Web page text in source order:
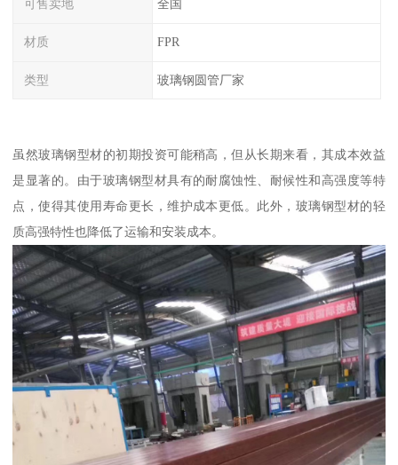
可售卖地 全国
材质 FPR
类型 玻璃钢圆管厂家
虽然玻璃钢型材的初期投资可能稍高，但从长期来看，其成本效益
是显著的。由于玻璃钢型材具有的耐腐蚀性、耐候性和高强度等特
点，使得其使用寿命更长，维护成本更低。此外，玻璃钢型材的轻
质高强特性也降低了运输和安装成本。